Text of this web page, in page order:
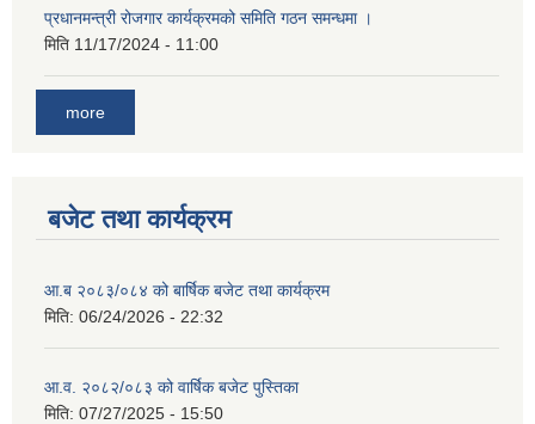
प्रधानमन्त्री रोजगार कार्यक्रमको समिति गठन समन्धमा ।
मिति 11/17/2024 - 11:00
more
बजेट तथा कार्यक्रम
आ.ब २०८३/०८४ को बार्षिक बजेट तथा कार्यक्रम
मिति: 06/24/2026 - 22:32
आ.व. २०८२/०८३ को वार्षिक बजेट पुस्तिका
मिति: 07/27/2025 - 15:50